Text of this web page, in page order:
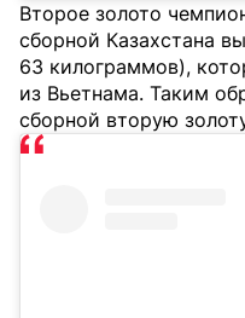
Второе золото
сборной Казахстана
63 килограммов),
из Вьетнама. Таким
сборной вторую